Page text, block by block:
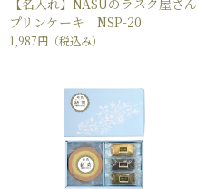
プリンケーキ NSP-20
1,987円 （税込み）